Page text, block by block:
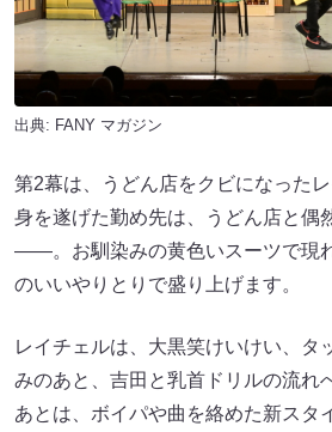
出典: FANY マガジン
第2幕は、うどん店をクビになった
身を遂げた勤め先は、うどん店と偶
――。お馴染みの黄色いスーツで現
のいいやりとりで盛り上げます。
レイチェルは、大黒笑けいけい、タ
みのあと、吉田と乳首ドリルの流れ
あとは、ボイパや曲を絡めた新スタ